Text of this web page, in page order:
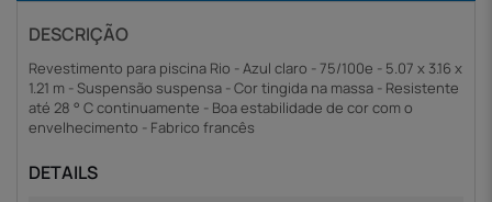
DESCRIÇÃO
Revestimento para piscina Rio - Azul claro - 75/100e - 5.07 x 3.16 x
1.21 m - Suspensão suspensa - Cor tingida na massa - Resistente
até 28 ° C continuamente - Boa estabilidade de cor com o
envelhecimento - Fabrico francês
DETAILS